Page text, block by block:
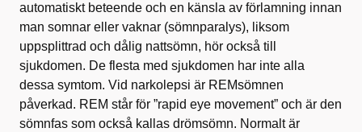
automatiskt beteende och en känsla av förlamning innan
man somnar eller vaknar (sömnparalys), liksom
uppsplittrad och dålig nattsömn, hör också till
sjukdomen. De flesta med sjukdomen har inte alla
dessa symtom. Vid narkolepsi är REMsömnen
påverkad. REM står för ”rapid eye movement” och är den
sömnfas som också kallas drömsömn. Normalt är